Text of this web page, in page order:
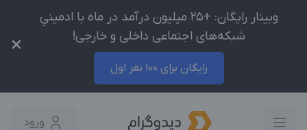
وبینار رایگان: +25 میلیون درآمد در ماه با ادمینیِ
شبکه‌های اجتماعی داخلی و خارجی!
رایگان برای 100 نفر اول
×
ورود